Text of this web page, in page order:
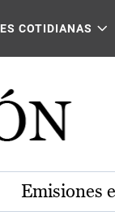
COTIDIANAS
Emisiones